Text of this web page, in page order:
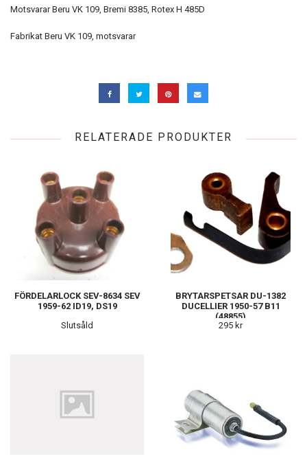
Motsvarar Beru VK 109, Bremi 8385, Rotex H 485D
Fabrikat Beru VK 109, motsvarar
RELATERADE PRODUKTER
FÖRDELARLOCK SEV-8634 SEV
1959-62 ID19, DS19
Slutsåld
BRYTARSPETSAR DU-1382
DUCELLIER 1950-57 B11
(48855)
295 kr